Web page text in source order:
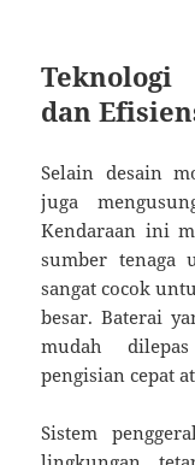
dan
Selain desain
juga
Kendaraan ini
sumber tenaga
sangat cocok
besar. Baterai
mudah
pengisian cepat
Sistem